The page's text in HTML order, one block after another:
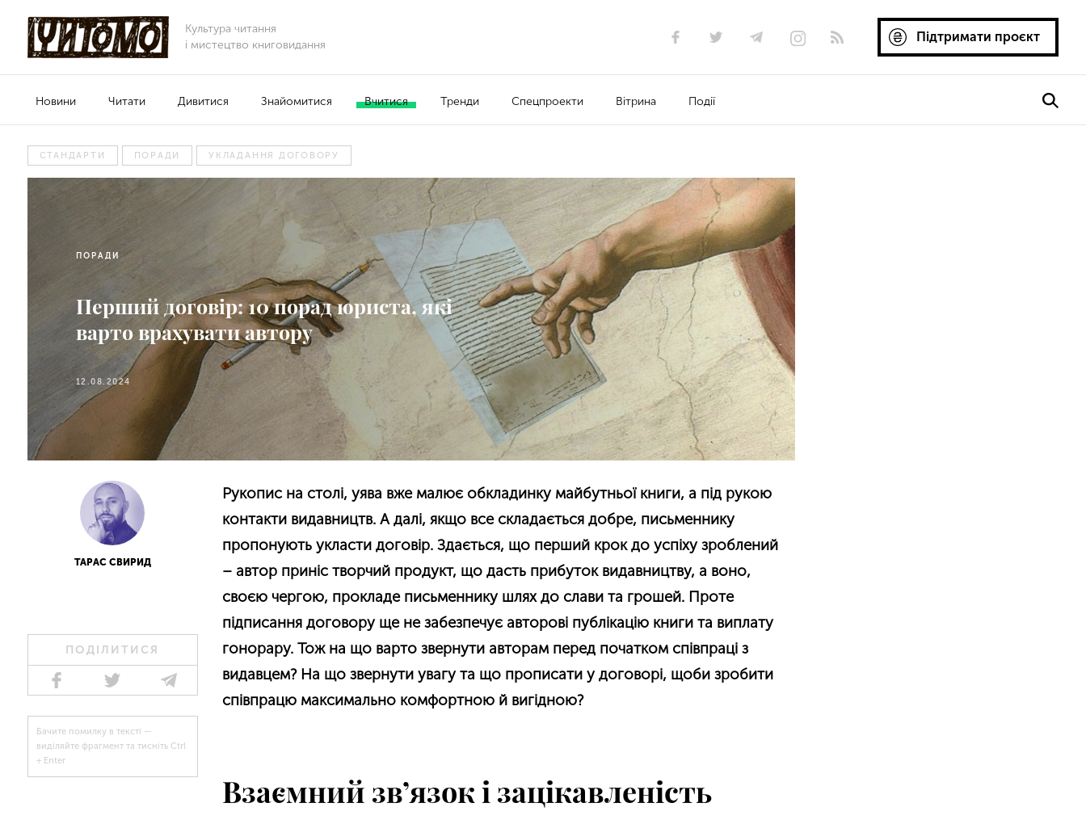
Культура читання
і мистецтво книговидання
Підтримати проєкт
Новини Читати Дивитися Знайомитися Вчитися Тренди Спецпроекти Вітрина Події
СТАНДАРТИ ПОРАДИ УКЛАДАННЯ ДОГОВОРУ
ПОРАДИ
Перший договір: 10 порад юриста, які
варто врахувати автору
12.08.2024
ТАРАС СВИРИД
ПОДІЛИТИСЯ
Бачите помилку в тексті —
виділяйте фрагмент та тисніть Ctrl
+ Enter
Рукопис на столі, уява вже малює обкладинку майбутньої книги, а під рукою
контакти видавництв. А далі, якщо все складається добре, письменнику
пропонують укласти договір. Здається, що перший крок до успіху зроблений
– автор приніс творчий продукт, що дасть прибуток видавництву, а воно,
своєю чергою, прокладе письменнику шлях до слави та грошей. Проте
підписання договору ще не забезпечує авторові публікацію книги та виплату
гонорару. Тож на що варто звернути авторам перед початком співпраці з
видавцем? На що звернути увагу та що прописати у договорі, щоби зробити
співпрацю максимально комфортною й вигідною?
Взаємний зв’язок і зацікавленість